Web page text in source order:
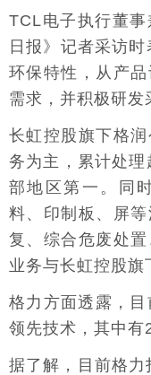
TCL电子执行董
日报》记者采访
环保特性，从产
需求，并积极研发
长虹控股旗下格
务为主，累计处
部地区第一。同
料、印制板、屏
复、综合危废处
业务与长虹控股旗
格力方面透露，
领先技术，其中有
据了解，目前格力